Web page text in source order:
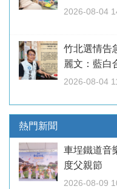
2026-08-04
竹北選情告
麗文：藍白
2026-08-04
熱門新聞
車埕鐵道音
度父親節
2026-08-09